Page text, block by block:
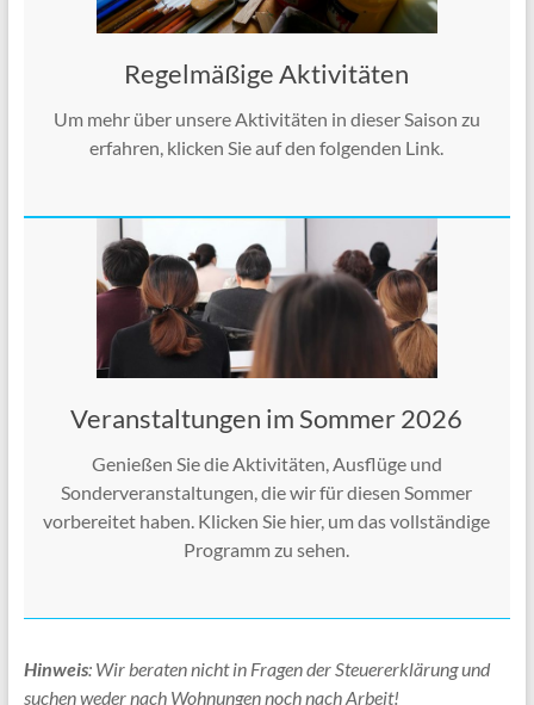
Regelmäßige Aktivitäten
Um mehr über unsere Aktivitäten in dieser Saison zu
erfahren, klicken Sie auf den folgenden Link.
Veranstaltungen im Sommer 2026
Genießen Sie die Aktivitäten, Ausflüge und
Sonderveranstaltungen, die wir für diesen Sommer
vorbereitet haben. Klicken Sie hier, um das vollständige
Programm zu sehen.
Hinweis: Wir beraten nicht in Fragen der Steuererklärung und
suchen weder nach Wohnungen noch nach Arbeit!